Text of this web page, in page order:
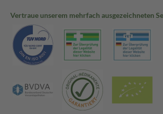
Vertraue unserem mehrfach ausgezeichneten